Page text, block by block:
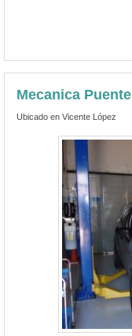
Mecanica Puente
Ubicado en Vicente López